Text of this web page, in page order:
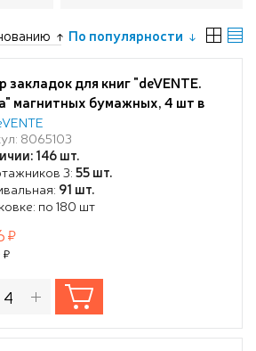
По популярности
закладок для книг "deVENTE.
магнитных бумажных, 4 шт в
упаковке, размеры
в сложенном виде 25x56,6мм
8065103
146 шт.
3:55 шт.
91 шт.
по 180 шт